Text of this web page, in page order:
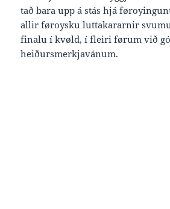
tað bara upp á stás hjá
allir føroysku luttakararnir
finalu í kvøld, í fleiri førum við
heiðursmerkjavánum.